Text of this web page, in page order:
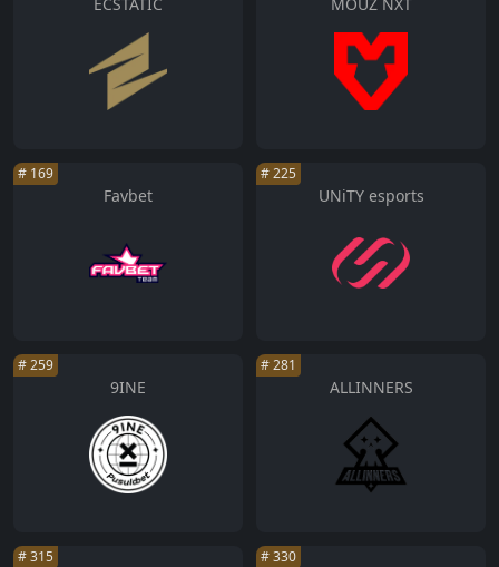
# 169
Favbet
#225
UNiTY esports
#259
9INE
#281
ALLINNERS
#315 #330